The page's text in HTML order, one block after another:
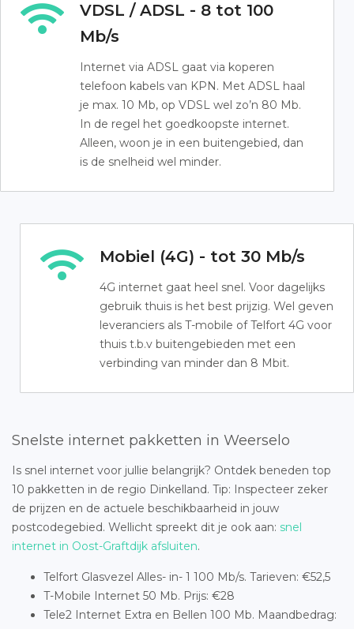
VDSL / ADSL - 8 tot 100
Mb/s
Internet via ADSL gaat via koperen
telefoon kabels van KPN. Met ADSL haal
je max. 10 Mb, op VDSL wel zo’n 80 Mb.
In de regel het goedkoopste internet.
Alleen, woon je in een buitengebied, dan
is de snelheid wel minder.
Mobiel (4G) - tot 30 Mb/s
4G internet gaat heel snel. Voor dagelijks
gebruik thuis is het best prijzig. Wel geven
leveranciers als T-mobile of Telfort 4G voor
thuis t.b.v buitengebieden met een
verbinding van minder dan 8 Mbit.
Snelste internet pakketten in Weerselo
Is snel internet voor jullie belangrijk? Ontdek beneden top
10 pakketten in de regio Dinkelland. Tip: Inspecteer zeker
de prijzen en de actuele beschikbaarheid in jouw
postcodegebied. Wellicht spreekt dit je ook aan: snel
internet in Oost-Graftdijk afsluiten.
Telfort Glasvezel Alles- in- 1 100 Mb/s. Tarieven: €52,5
T-Mobile Internet 50 Mb. Prijs: €28
Tele2 Internet Extra en Bellen 100 Mb. Maandbedrag: